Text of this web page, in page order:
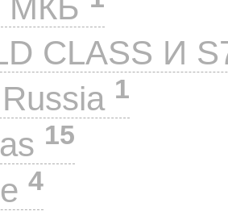
CLASS И
1
15
4